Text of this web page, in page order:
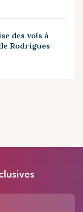
des vols à
Rodrigues